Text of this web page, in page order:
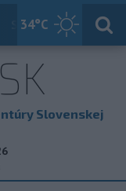
34°C
Slovensko
Slovenskej